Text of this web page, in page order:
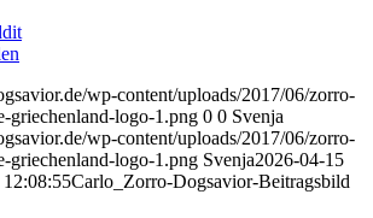
wp-content/uploads/2017/06/zorro-
griechenland-logo-1.png 0 0 Svenja
wp-content/uploads/2017/06/zorro-
griechenland-logo-1.png Svenja2026-04-15
Carlo_Zorro-Dogsavior-Beitragsbild